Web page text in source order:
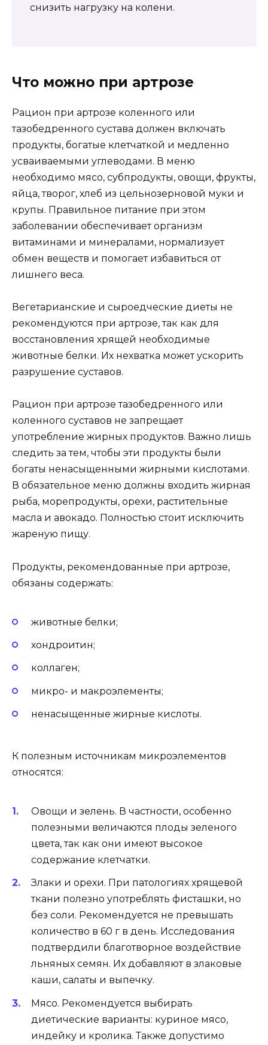
снизить нагрузку на колени.
Что можно при артрозе
Рацион при артрозе коленного или
тазобедренного сустава должен включать
продукты, богатые клетчаткой и медленно
усваиваемыми углеводами. В меню
необходимо мясо, субпродукты, овощи, фрукты,
яйца, творог, хлеб из цельнозерновой муки и
крупы. Правильное питание при этом
заболевании обеспечивает организм
витаминами и минералами, нормализует
обмен веществ и помогает избавиться от
лишнего веса.
Вегетарианские и сыроедческие диеты не
рекомендуются при артрозе, так как для
восстановления хрящей необходимые
животные белки. Их нехватка может ускорить
разрушение суставов.
Рацион при артрозе тазобедренного или
коленного суставов не запрещает
употребление жирных продуктов. Важно лишь
следить за тем, чтобы эти продукты были
богаты ненасыщенными жирными кислотами.
В обязательное меню должны входить жирная
рыба, морепродукты, орехи, растительные
масла и авокадо. Полностью стоит исключить
жареную пищу.
Продукты, рекомендованные при артрозе,
обязаны содержать:
животные белки;
хондроитин;
коллаген;
микро- и макроэлементы;
ненасыщенные жирные кислоты.
К полезным источникам микроэлементов
относятся:
Овощи и зелень. В частности, особенно
полезными величаются плоды зеленого
цвета, так как они имеют высокое
содержание клетчатки.
Злаки и орехи. При патологиях хрящевой
ткани полезно употреблять фисташки, но
без соли. Рекомендуется не превышать
количество в 60 г в день. Исследования
подтвердили благотворное воздействие
льняных семян. Их добавляют в злаковые
каши, салаты и выпечку.
Мясо. Рекомендуется выбирать
диетические варианты: куриное мясо,
индейку и кролика. Также допустимо